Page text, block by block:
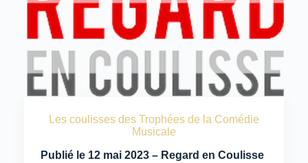
Les coulisses des Trophées de la Comédie
Musicale
Publié le 12 mai 2023 – Regard en Coulisse